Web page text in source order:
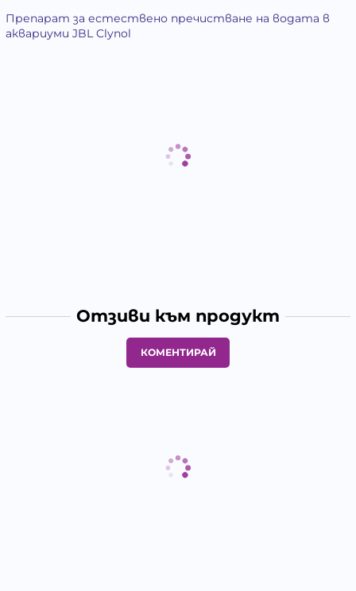
Препарат за естествено пречистване на водата в
аквариуми JBL Clynol
Отзиви към продукт
КОМЕНТИРАЙ